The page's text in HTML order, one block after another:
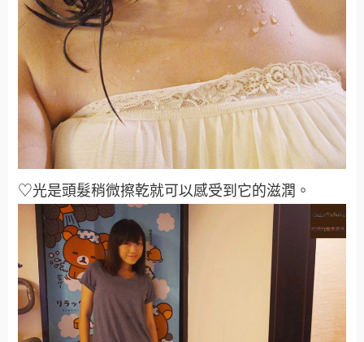
♡光是頭髮稍微擦乾就可以感受到它的滋潤 。